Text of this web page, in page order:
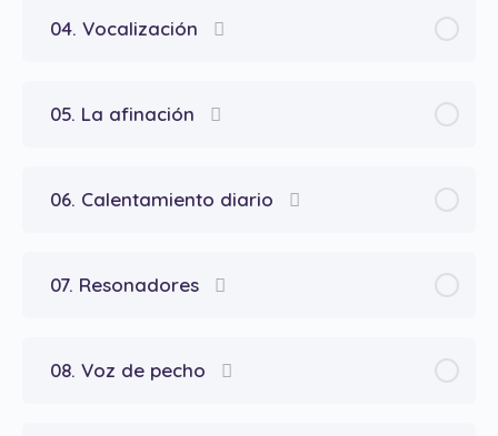
04. Vocalización
05. La afinación
06. Calentamiento diario
07. Resonadores
08. Voz de pecho